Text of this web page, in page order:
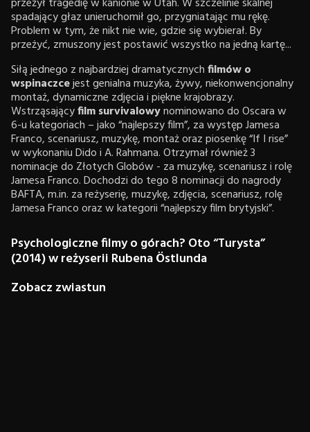
spadający głaz unieruchomił go, przygniatając mu rękę.
Problem w tym, że nikt nie wie, gdzie się wybierał. By
przeżyć, zmuszony jest postawić wszystko na jedną kartę...
Siłą jednego z najbardziej dramatycznychfilmów o
wspinaczcejest genialna muzyka, żywy, niekonwencjonalny
montaż, dynamiczne zdjęcia i piękne krajobrazy.
Wstrząsającyfilm survivalowynominowano do Oscara w
6-u kategoriach – jako “najlepszy film”, za występ Jamesa
Franco, scenariusz, muzykę, montaż oraz piosenkę “If I rise”
w wykonaniu Dido i A. Rahmana. Otrzymał również 3
nominacje do Złotych Globów - za muzykę, scenariusz i rolę
Jamesa Franco. Dochodzi do tego 8 nominacji do nagrody
BAFTA, m.in. za reżyserię, muzykę, zdjęcia, scenariusz, rolę
Jamesa Franco oraz w kategorii “najlepszy film brytyjski”.
Psychologiczne filmy o górach? Oto “Turysta”
(2014) w reżyserii Rubena Östlunda
Zobacz zwiastun